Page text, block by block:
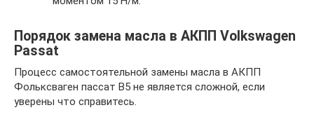
Порядок замена масла в АКПП Volkswagen
Passat
Процесс самостоятельной замены масла в АКПП
Фольксваген пассат B5 не является сложной, если
уверены что справитесь.